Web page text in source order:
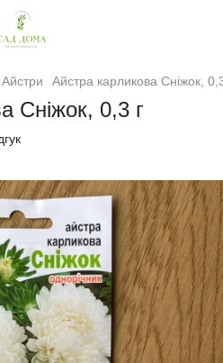
Айстри Айстра карликова Сніжок,
Сніжок, 0,3 г